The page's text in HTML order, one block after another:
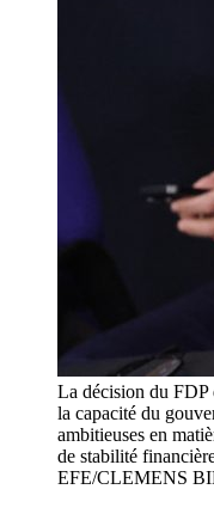
La décision du FDP
la capacité du
ambitieuses en
de stabilité
EFE/CLEMENS